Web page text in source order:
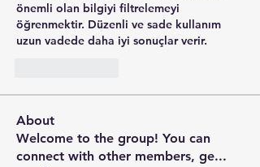
önemli olan bilgiyi filtrelemeyi
öğrenmektir. Düzenli ve sade kullanım
uzun vadede daha iyi sonuçlar verir.
About
Welcome to the group! You can
connect with other members, ge...